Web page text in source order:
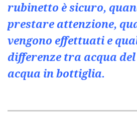
rubinetto è sicuro,
prestare attenzione,
vengono effettuati e
differenze tra acqua
acqua in bottiglia.